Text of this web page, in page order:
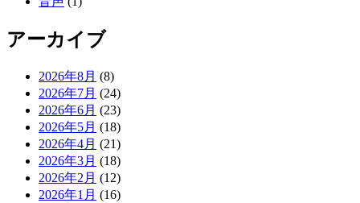
アーカイブ
2026年8月 (8)
2026年7月 (24)
2026年6月 (23)
2026年5月 (18)
2026年4月 (21)
2026年3月 (18)
2026年2月 (12)
2026年1月 (16)